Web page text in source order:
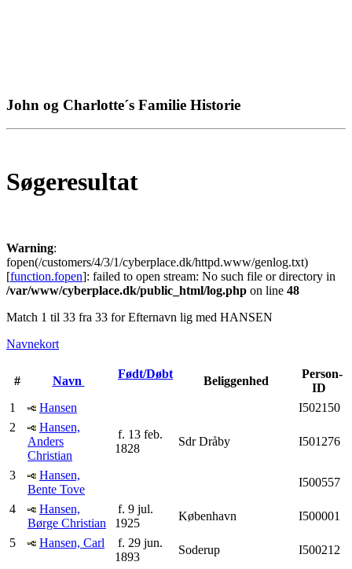
John og Charlotte´s Familie Historie
Søgeresultat
Warning:
fopen(/customers/4/3/1/cyberplace.dk/httpd.www/genlog.txt)
[function.fopen]: failed to open stream: No such file or directory in
/var/www/cyberplace.dk/public_html/log.php on line 48
Match 1 til 33 fra 33 for Efternavn lig med HANSEN
Navnekort
# Navn
Født/Døbt
Beliggenhed
Person-
ID
1
Hansen
I502150
2
Hansen,
Anders
Christian
f. 13 feb.
1828
Sdr Dråby I501276
3
Hansen,
Bente Tove
I500557
4
Hansen,
Børge Christian
f. 9 jul.
1925
København
I500001
5
Hansen, Carl
f. 29 jun.
1893
Soderup
I500212